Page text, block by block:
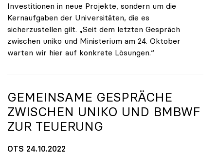
Investitionen in neue Projekte, sondern um die
Kernaufgaben der Universitäten, die es
sicherzustellen gilt. „Seit dem letzten Gespräch
zwischen uniko und Ministerium am 24. Oktober
warten wir hier auf konkrete Lösungen.“
GEMEINSAME GESPRÄCHE
ZWISCHEN UNIKO UND BMBWF
ZUR TEUERUNG
OTS 24.10.2022